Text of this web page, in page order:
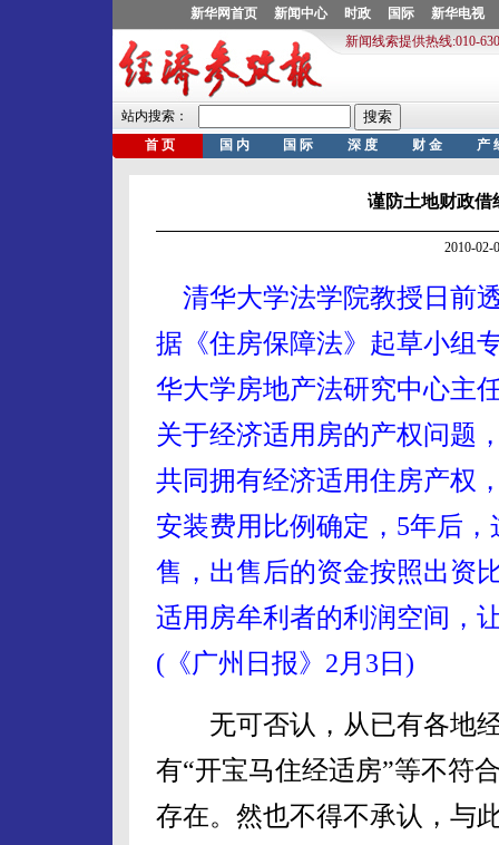
谨防土地财政借
2010-
清华大学法学院教授日前
据《住房保障法》起草小组
华大学房地产法研究中心主
关于经济适用房的产权问题
共同拥有经济适用住房产权
安装费用比例确定，5年后
售，出售后的资金按照出资
适用房牟利者的利润空间，
(《广州日报》2月3日)
无可否认，从已有各地经
有“开宝马住经适房”等不符
存在。然也不得不承认，与